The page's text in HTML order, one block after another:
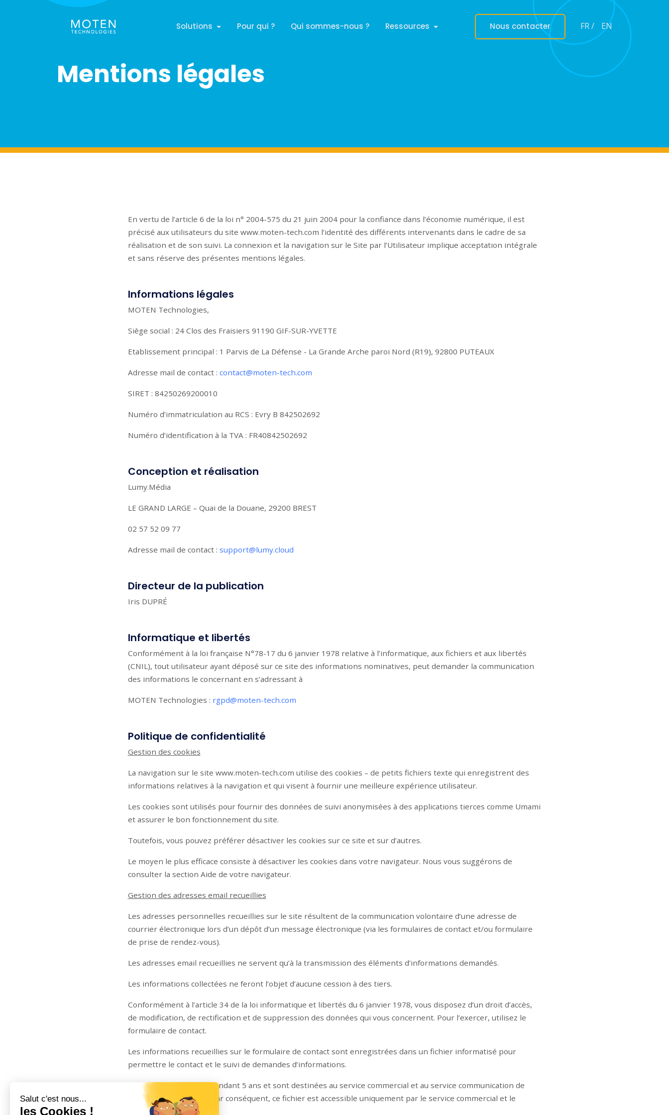
Solutions Pour qui ? Qui sommes-nous ? Ressources Nous contacter FR / EN
Mentions légales
En vertu de l’article 6 de la loi n° 2004-575 du 21 juin 2004 pour la confiance dans l’économie numérique, il est
précisé aux utilisateurs du site www.moten-tech.com l’identité des différents intervenants dans le cadre de sa
réalisation et de son suivi. La connexion et la navigation sur le Site par l’Utilisateur implique acceptation intégrale
et sans réserve des présentes mentions légales.
Informations légales
MOTEN Technologies,
Siège social : 24 Clos des Fraisiers 91190 GIF-SUR-YVETTE
Etablissement principal : 1 Parvis de La Défense - La Grande Arche paroi Nord (R19), 92800 PUTEAUX
Adresse mail de contact : contact@moten-tech.com
SIRET : 84250269200010
Numéro d’immatriculation au RCS : Evry B 842502692
Numéro d’identification à la TVA : FR40842502692
Conception et réalisation
Lumy.Média
LE GRAND LARGE – Quai de la Douane, 29200 BREST
02 57 52 09 77
Adresse mail de contact : support@lumy.cloud
Directeur de la publication
Iris DUPRÉ
Informatique et libertés
Conformément à la loi française N°78-17 du 6 janvier 1978 relative à l’informatique, aux fichiers et aux libertés
(CNIL), tout utilisateur ayant déposé sur ce site des informations nominatives, peut demander la communication
des informations le concernant en s’adressant à
MOTEN Technologies : rgpd@moten-tech.com
Politique de confidentialité
Gestion des cookies
La navigation sur le site www.moten-tech.com utilise des cookies – de petits fichiers texte qui enregistrent des
informations relatives à la navigation et qui visent à fournir une meilleure expérience utilisateur.
Les cookies sont utilisés pour fournir des données de suivi anonymisées à des applications tierces comme Umami
et assurer le bon fonctionnement du site.
Toutefois, vous pouvez préférer désactiver les cookies sur ce site et sur d’autres.
Le moyen le plus efficace consiste à désactiver les cookies dans votre navigateur. Nous vous suggérons de
consulter la section Aide de votre navigateur.
Gestion des adresses email recueillies
Les adresses personnelles recueillies sur le site résultent de la communication volontaire d’une adresse de
courrier électronique lors d’un dépôt d’un message électronique (via les formulaires de contact et/ou formulaire
de prise de rendez-vous).
Les adresses email recueillies ne servent qu’à la transmission des éléments d’informations demandés.
Les informations collectées ne feront l’objet d’aucune cession à des tiers.
Conformément à l’article 34 de la loi informatique et libertés du 6 janvier 1978, vous disposez d’un droit d’accès,
de modification, de rectification et de suppression des données qui vous concernent. Pour l’exercer, utilisez le
formulaire de contact.
Les informations recueillies sur le formulaire de contact sont enregistrées dans un fichier informatisé pour
permettre le contact et le suivi de demandes d’informations.
Elles sont conservées pendant 5 ans et sont destinées au service commercial et au service communication de
MOTEN Technologies, par conséquent, ce fichier est accessible uniquement par le service commercial et le
service communication.